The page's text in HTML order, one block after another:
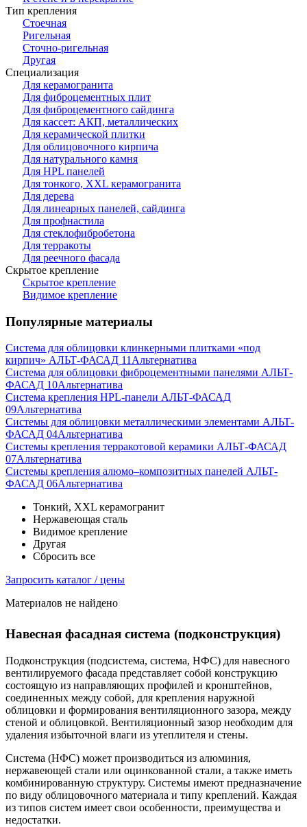
Тип крепления
Стоечная
Ригельная
Сточно-ригельная
Другая
Специализация
Для керамогранита
Для фиброцементных плит
Для фиброцементного сайдинга
Для кассет: АКП, металлических
Для керамической плитки
Для облицовочного кирпича
Для натурального камня
Для HPL панелей
Для тонкого, XXL керамогранита
Для дерева
Для линеарных панелей, сайдинга
Для профнастила
Для стеклофибробетона
Для терракоты
Для реечного фасада
Скрытое крепление
Скрытое крепление
Видимое крепление
Популярные материалы
Система для облицовки клинкерными плитками «под
кирпич» АЛЬТ-ФАСАД 11 Альтернатива
Система для облицовки фиброцементными панелями АЛЬТ-
ФАСАД 10Альтернатива
Система крепления HPL-панели АЛЬТ-ФАСАД
09Альтернатива
Системы для облицовки металлическими элементами АЛЬТ-
ФАСАД 04Альтернатива
Системы крепления терракотовой керамики АЛЬТ-ФАСАД
07Альтернатива
Cистемы крепления алюмо–композитных панелей АЛЬТ-
ФАСАД 06Альтернатива
Тонкий, XXL керамогранит
Нержавеющая сталь
Видимое крепление
Другая
Сбросить все
Запросить каталог / цены
Материалов не найдено
Навесная фасадная система (подконструкция)
Подконструкция (подсистема, система, НФС) для навесного
вентилируемого фасада представляет собой конструкцию
состоящую из направляющих профилей и кронштейнов,
соединенных между собой, для крепления наружной
облицовки и формирования вентиляционного зазора, между
стеной и облицовкой. Вентиляционный зазор необходим для
удаления избыточной влаги из утеплителя и стены.
Система (НФС) может производиться из алюминия,
нержавеющей стали или оцинкованной стали, а также иметь
комбинированную структуру. Системы имеют предназначение
по виду облицовочного материала и типу креплений. Каждая
из типов систем имеет свои особенности, преимущества и
недостатки.